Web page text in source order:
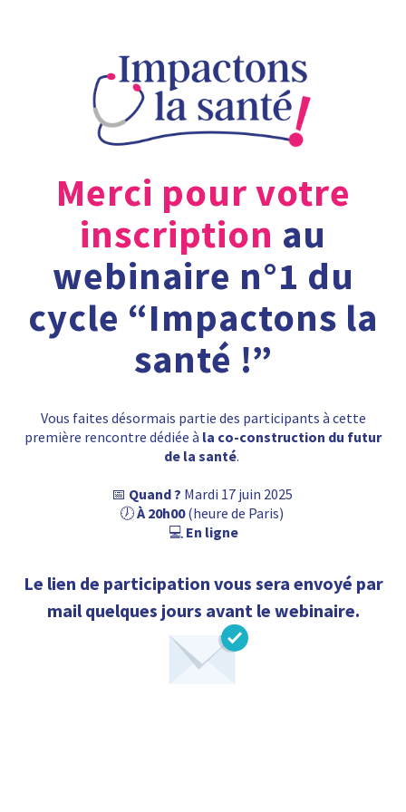
Merci pour votre
inscription au
webinaire n°1 du
cycle “Impactons la
santé !”
Vous faites désormais partie des participants à cette
première rencontre dédiée à la co-construction du futur
de la santé.
📅 Quand ? Mardi 17 juin 2025
🕖À 20h00(heure de Paris)
💻 En ligne
Le lien de participation vous sera envoyé par
mail quelques jours avant le webinaire.